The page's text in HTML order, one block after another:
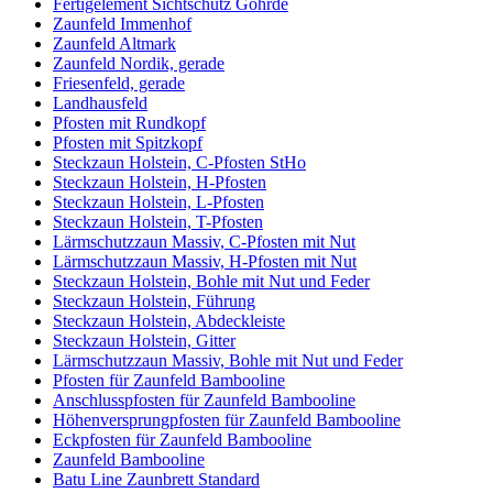
Fertigelement Sichtschutz Göhrde
Zaunfeld Immenhof
Zaunfeld Altmark
Zaunfeld Nordik, gerade
Friesenfeld, gerade
Landhausfeld
Pfosten mit Rundkopf
Pfosten mit Spitzkopf
Steckzaun Holstein, C-Pfosten StHo
Steckzaun Holstein, H-Pfosten
Steckzaun Holstein, L-Pfosten
Steckzaun Holstein, T-Pfosten
Lärmschutzzaun Massiv, C-Pfosten mit Nut
Lärmschutzzaun Massiv, H-Pfosten mit Nut
Steckzaun Holstein, Bohle mit Nut und Feder
Steckzaun Holstein, Führung
Steckzaun Holstein, Abdeckleiste
Steckzaun Holstein, Gitter
Lärmschutzzaun Massiv, Bohle mit Nut und Feder
Pfosten für Zaunfeld Bambooline
Anschlusspfosten für Zaunfeld Bambooline
Höhenversprungpfosten für Zaunfeld Bambooline
Eckpfosten für Zaunfeld Bambooline
Zaunfeld Bambooline
Batu Line Zaunbrett Standard